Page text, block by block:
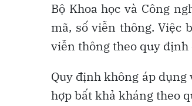
Bộ Khoa học và Công
mã, số viễn thông. Việc
viễn thông theo quy định
Quy định không áp
hợp bất khả kháng theo